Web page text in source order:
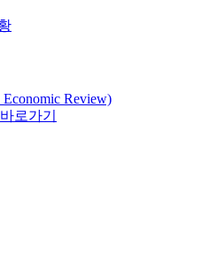
Review)
로가기